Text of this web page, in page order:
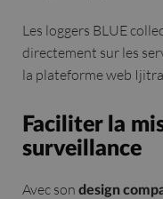
Les loggers BLUE
directement sur les
la plateforme web
Faciliter la
surveillance
Avec son design